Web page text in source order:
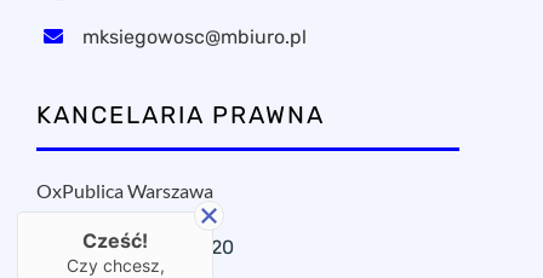
mksiegowosc@mbiuro.pl
KANCELARIA PRAWNA
OxPublica Warszawa
+48 22 295 11 20
Cześć!
Czy chcesz,